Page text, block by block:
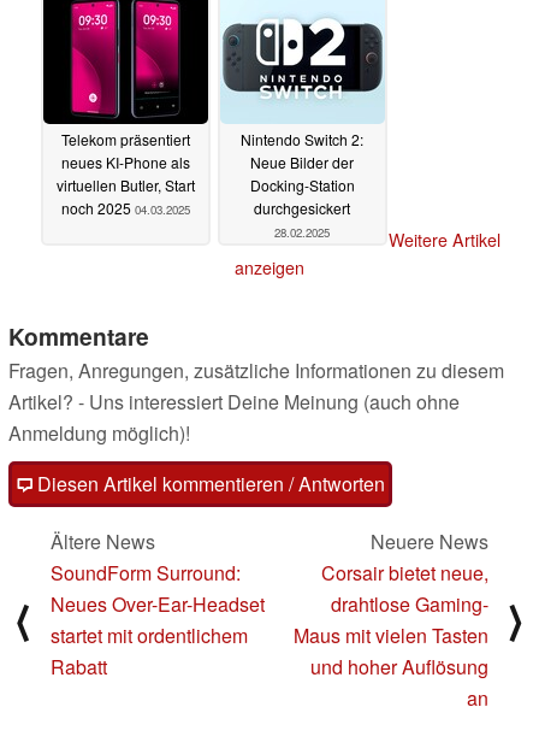
Telekom präsentiert
neues KI-Phone als
virtuellen Butler, Start
noch 2025 04.03.2025
Nintendo Switch 2:
Neue Bilder der
Docking-Station
durchgesickert
28.02.2025
Weitere Artikel
anzeigen
Kommentare
Fragen, Anregungen, zusätzliche Informationen zu diesem
Artikel? - Uns interessiert Deine Meinung (auch ohne
Anmeldung möglich)!
Diesen Artikel kommentieren / Antworten
⟨
Ältere News
SoundForm Surround:
Neues Over-Ear-Headset
startet mit ordentlichem
Rabatt
Neuere News
Corsair bietet neue,
drahtlose Gaming-
Maus mit vielen Tasten
und hoher Auflösung
an
⟩